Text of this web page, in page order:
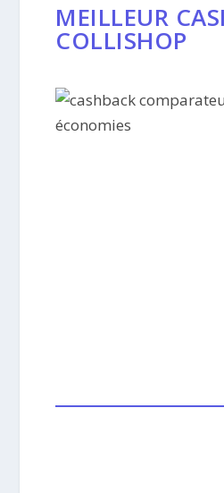
MEILLEUR
COLLISHOP